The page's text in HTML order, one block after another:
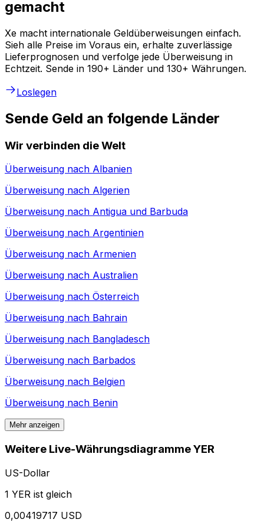
gemacht
Xe macht internationale Geldüberweisungen einfach.
Sieh alle Preise im Voraus ein, erhalte zuverlässige
Lieferprognosen und verfolge jede Überweisung in
Echtzeit. Sende in 190+ Länder und 130+ Währungen.
Loslegen
Sende Geld an folgende Länder
Wir verbinden die Welt
Überweisung nach Albanien
Überweisung nach Algerien
Überweisung nach Antigua und Barbuda
Überweisung nach Argentinien
Überweisung nach Armenien
Überweisung nach Australien
Überweisung nach Österreich
Überweisung nach Bahrain
Überweisung nach Bangladesch
Überweisung nach Barbados
Überweisung nach Belgien
Überweisung nach Benin
Mehr anzeigen
Weitere Live-Währungsdiagramme YER
US-Dollar
1 YER ist gleich
0,00419717 USD